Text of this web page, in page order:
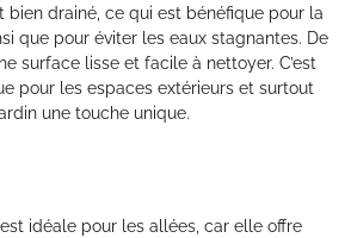
bien drainé, ce qui est bénéfique pour la
que pour éviter les eaux stagnantes. De
surface lisse et facile à nettoyer. C’est
pour les espaces extérieurs et surtout
une touche unique.
est idéale pour les allées, car elle offre